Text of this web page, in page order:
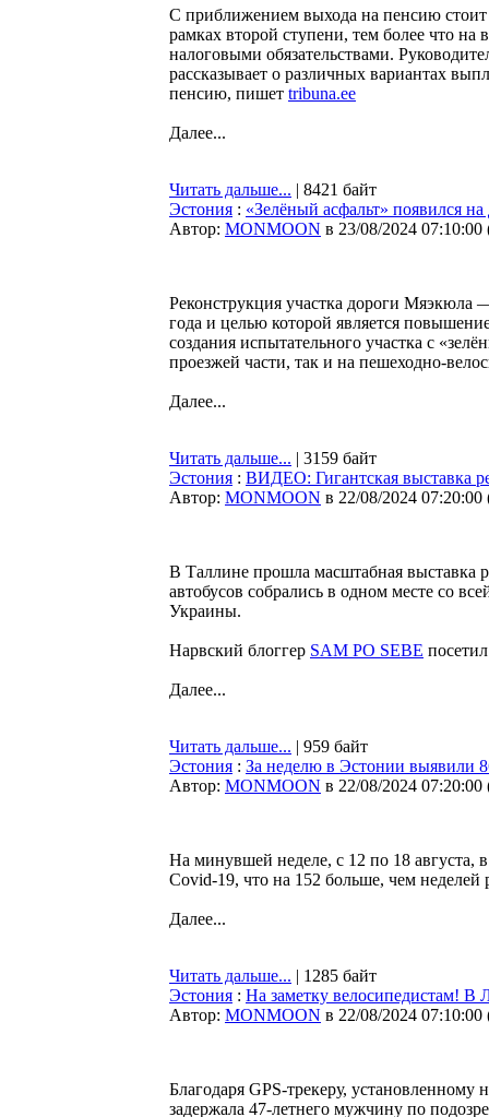
С приближением выхода на пенсию стоит
рамках второй ступени, тем более что на
налоговыми обязательствами.
рассказывает о различных вариантах
пенсию, пишет tribuna.ee
Далее...
Читать дальше... | 8421 байт
Эстония : «Зелёный асфальт» появился
Автор: MONMOON в 23/08/2024 07:10:00
Реконструкция участка дороги
года и целью которой является
создания испытательного участка c
проезжей части, так и на пешеходно-
Далее...
Читать дальше... | 3159 байт
Эстония : ВИДЕО: Гигантская выставка
Автор: MONMOON в 22/08/2024 07:20:00
В Таллине прошла масштабная выставка
автобусов собрались в одном месте со
Украины.
Нарвский блоггер SAM PO SEBE
Далее...
Читать дальше... | 959 байт
Эстония : За неделю в Эстонии выявили
Автор: MONMOON в 22/08/2024 07:20:00
На минувшей неделе, с 12 по 18 августа,
Covid-19, что на 152 больше, чем
Далее...
Читать дальше... | 1285 байт
Эстония : На заметку велосипедистам! В
Автор: MONMOON в 22/08/2024 07:10:00
Благодаря GPS-трекеру,
задержала 47-летнего мужчину по